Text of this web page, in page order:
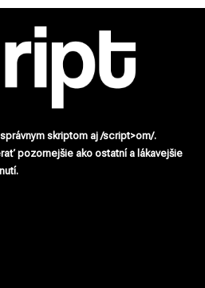
skriptom aj /script>om/.
pozornejšie ako ostatní a lákavejšie